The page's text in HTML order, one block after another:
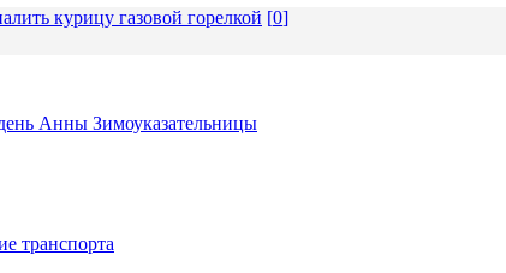
курицу газовой горелкой [0]
Анны Зимоуказательницы
транспорта